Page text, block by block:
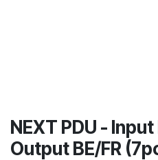
NEXT PDU -
Output BE/FR